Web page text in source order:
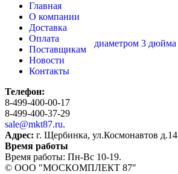
Главная
О компании
Доставка
Оплата
Поставщикам
Новости
Контакты
Телефон:
8-499-400-00-17
8-499-400-37-29
sale@mkt87.ru.
Адрес: г. Щербинка, ул.Космонавтов д.14
Время работы
Время работы: Пн-Вс 10-19.
© OOO "МОСКОМПЛЕКТ 87"